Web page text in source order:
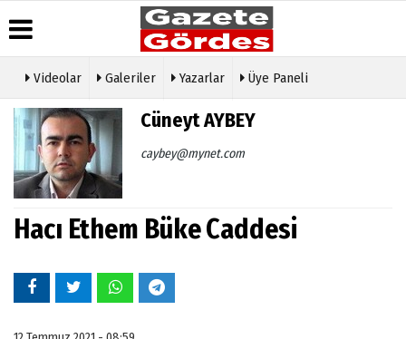
Üye Paneli
Haber
Arşivi
Gazete
Arşivi
Günün
Haberleri
Hava
Durumu
Gazete
Biyografiler
Köşe
Yazarları
Video
Etkinlikler
Videolar Galeriler Yazarlar Üye Paneli
Cüneyt AYBEY
caybey@mynet.com
Hacı Ethem Büke Caddesi